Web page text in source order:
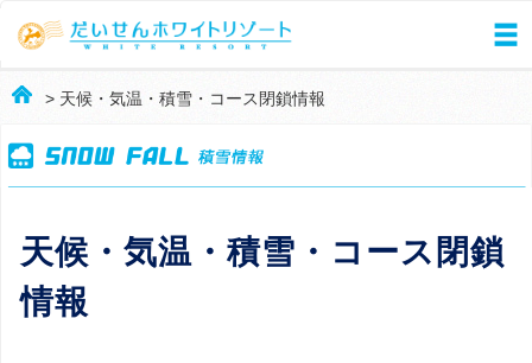
> 天候・気温・積雪・コース閉鎖情報
天候・気温・積雪・コース閉鎖
情報